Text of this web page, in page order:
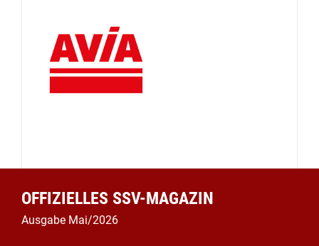
OFFIZIELLES SSV-MAGAZIN
Ausgabe Mai/2026